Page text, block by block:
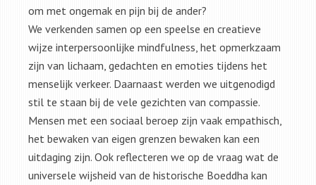
om met ongemak en pijn bij de ander?
We verkenden samen op een speelse en creatieve
wijze interpersoonlijke mindfulness, het opmerkzaam
zijn van lichaam, gedachten en emoties tijdens het
menselijk verkeer. Daarnaast werden we uitgenodigd
stil te staan bij de vele gezichten van compassie.
Mensen met een sociaal beroep zijn vaak empathisch,
het bewaken van eigen grenzen bewaken kan een
uitdaging zijn. Ook reflecteren we op de vraag wat de
universele wijsheid van de historische Boeddha kan